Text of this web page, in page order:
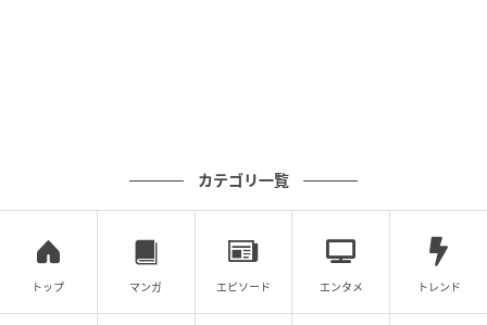
カテゴリ一覧
トップ マンガ エピソード エンタメ トレンド